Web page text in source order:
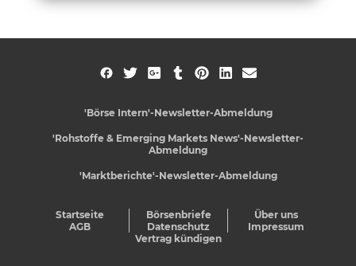
'Börse Intern'-Newsletter-Abmeldung
'Rohstoffe & Emerging Markets News'-Newsletter-
Abmeldung
'Marktberichte'-Newsletter-Abmeldung
Startseite Börsenbriefe
Über uns
AGB
Datenschutz
Impressum
Vertrag kündigen